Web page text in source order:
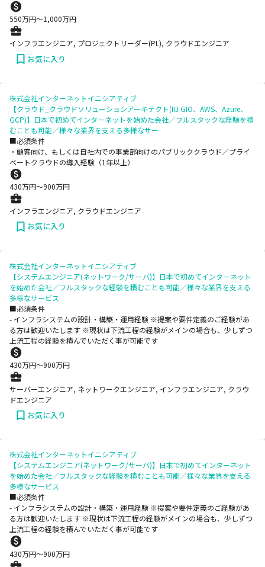
550万円〜1,000万円
インフラエンジニア, プロジェクトリーダー(PL), クラウドエンジニア
お気に入り
株式会社インターネットイニシアティブ
【クラウド_クラウドソリューションアーキテクト(IIJ GIO、AWS、Azure、
GCP)】日本で初めてインターネットを始めた会社／フルスタックな経験を積
むことも可能／様々な業界を支える多様なサー
■必須条件
・顧客向け、もしくは自社内での事業部向けのパブリッククラウド／プライ
ベートクラウドの導入経験（1年以上）
430万円〜900万円
インフラエンジニア, クラウドエンジニア
お気に入り
株式会社インターネットイニシアティブ
【システムエンジニア(ネットワーク/サーバ)】日本で初めてインターネット
を始めた会社／フルスタックな経験を積むことも可能／様々な業界を支える
多様なサービス
■必須条件
- インフラシステムの設計・構築・運用経験 ※提案や要件定義のご経験があ
る方は歓迎いたします ※現状は下流工程の経験がメインの場合も、少しずつ
上流工程の経験を積んでいただく事が可能です
430万円〜900万円
サーバーエンジニア, ネットワークエンジニア, インフラエンジニア, クラウ
ドエンジニア
お気に入り
株式会社インターネットイニシアティブ
【システムエンジニア(ネットワーク/サーバ)】日本で初めてインターネット
を始めた会社／フルスタックな経験を積むことも可能／様々な業界を支える
多様なサービス
■必須条件
- インフラシステムの設計・構築・運用経験 ※提案や要件定義のご経験があ
る方は歓迎いたします ※現状は下流工程の経験がメインの場合も、少しずつ
上流工程の経験を積んでいただく事が可能です
430万円〜900万円